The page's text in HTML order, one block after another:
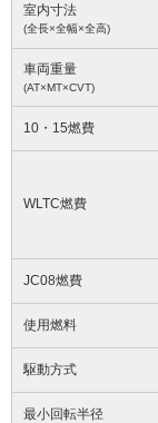
室内寸法
(全長×全幅×全高)
車両重量
(AT×MT×CVT)
10・15燃費
WLTC燃費
JC08燃費
使用燃料
駆動方式
最小回転半径